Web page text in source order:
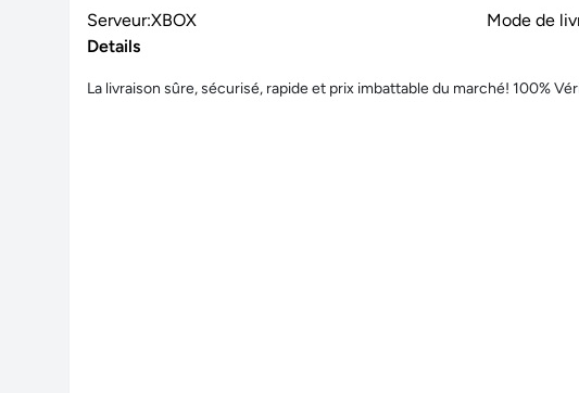
Serveur:XBOX
Mode de
Details
La livraison sûre, sécurisé, rapide et prix imbattable du marché! 100%